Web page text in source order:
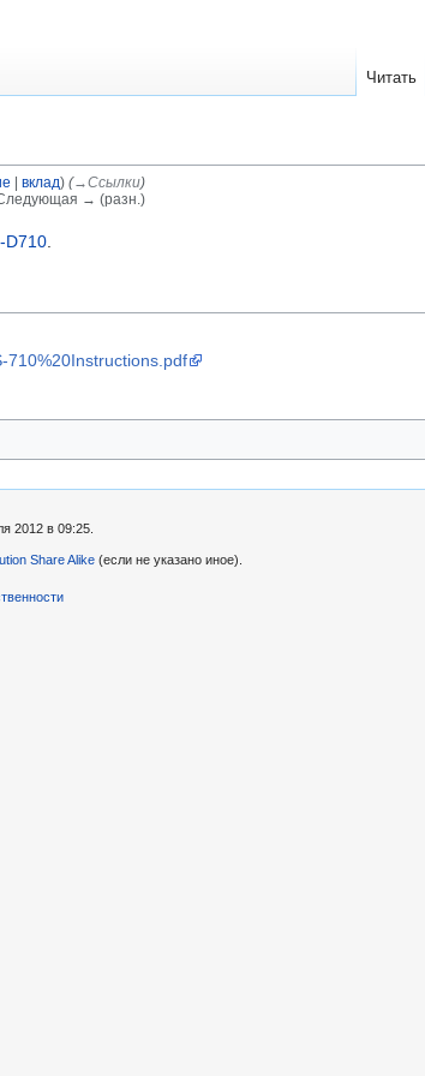
вклад) (→‎Ссылки)
Следующая → (разн.)
D710
710%20Instructions.pdf
Читать
2012 в 09:25.
Share Alike (если не указано иное).